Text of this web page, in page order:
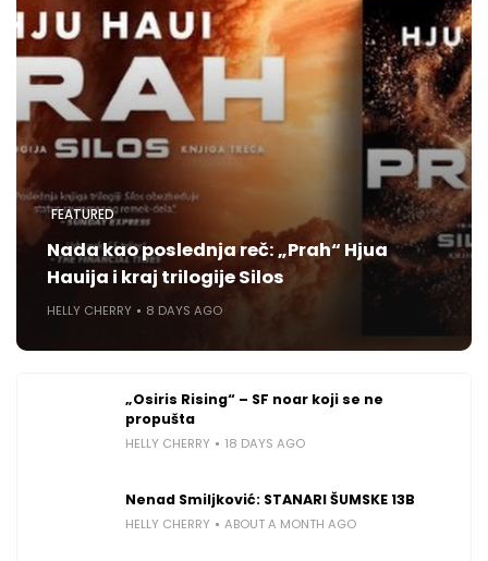
FEATURED
Nada kao poslednja reč: „Prah“ Hjua
Hauija i kraj trilogije Silos
HELLY CHERRY 8 DAYS AGO
„Osiris Rising“ – SF noar koji se ne
propušta
HELLY CHERRY 18 DAYS AGO
Nenad Smiljković: STANARI ŠUMSKE 13B
HELLY CHERRY ABOUT A MONTH AGO